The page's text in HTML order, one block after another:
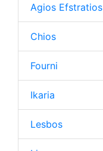
Agios Efstratios
Chios
Fourni
Ikaria
Lesbos